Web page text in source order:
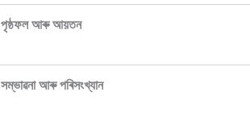
পৃষ্ঠফল আৰু আয়তন
সম্ভাৱনা আৰু পৰিসংখ্যান